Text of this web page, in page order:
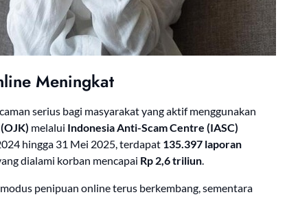
Meningkat
serius bagi masyarakat yang aktif menggunakan
melalui Indonesia Anti-Scam Centre (IASC)
hingga 31 Mei 2025, terdapat 135.397 laporan
dialami korban mencapai Rp 2,6 triliun.
penipuan online terus berkembang, sementara